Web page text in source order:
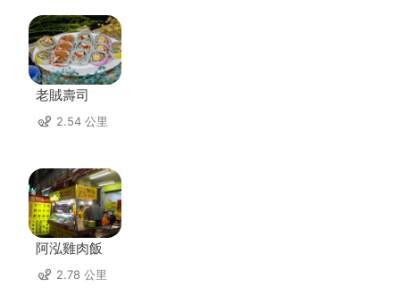
老賊壽司
2.54 公里
阿泓雞肉飯
2.78 公里